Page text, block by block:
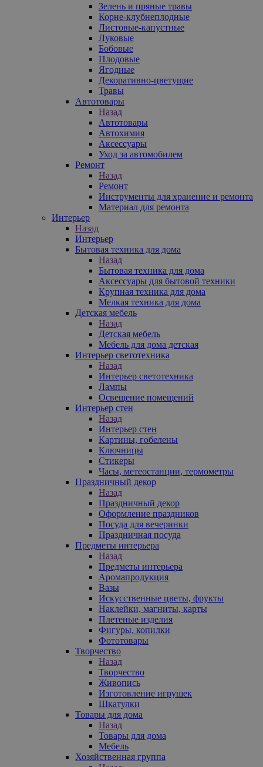
Зелень и пряные травы
Корне-клубнеплодные
Листовые-капустные
Луковые
Бобовые
Плодовые
Ягодные
Декоративно-цветущие
Травы
Автотовары
Назад
Автотовары
Автохимия
Аксессуары
Уход за автомобилем
Ремонт
Назад
Ремонт
Инструменты для хранение и ремонта
Материал для ремонта
Интерьер
Назад
Интерьер
Бытовая техника для дома
Назад
Бытовая техника для дома
Аксессуары для бытовой техники
Крупная техника для дома
Мелкая техника для дома
Детская мебель
Назад
Детская мебель
Мебель для дома детская
Интерьер светотехника
Назад
Интерьер светотехника
Лампы
Освещение помещений
Интерьер стен
Назад
Интерьер стен
Картины, гобелены
Ключницы
Стикеры
Часы, метеостанции, термометры
Праздничный декор
Назад
Праздничный декор
Оформление праздников
Посуда для вечеринки
Праздничная посуда
Предметы интерьера
Назад
Предметы интерьера
Аромапродукция
Вазы
Искусственные цветы, фрукты
Наклейки, магниты, карты
Плетеные изделия
Фигуры, копилки
Фототовары
Творчество
Назад
Творчество
Живопись
Изготовление игрушек
Шкатулки
Товары для дома
Назад
Товары для дома
Мебель
Хозяйственная группа